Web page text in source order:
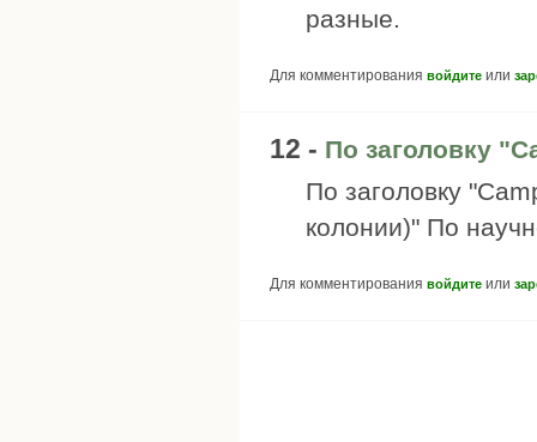
разные.
Для комментирования войдите или
12 - По заголовку
По заголовку
колонии)" По
Для комментирования войдите или